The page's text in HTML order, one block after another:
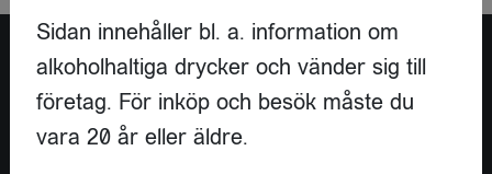
Är du leverantör?
Sidan innehåller bl. a. information om
alkoholhaltiga drycker och vänder sig till
företag. För inköp och besök måste du
vara 20 år eller äldre.